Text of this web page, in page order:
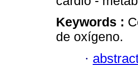
Keywords :
de oxígeno.
·